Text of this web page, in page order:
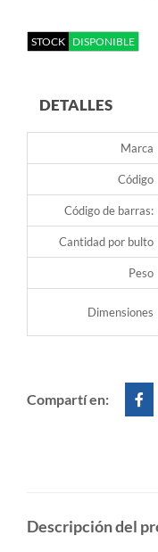
STOCK DISPONIBLE
DETALLES
Marca
Código
Código de barras:
Cantidad por bulto
Peso
Dimensiones
Compartí en:
Descripción del